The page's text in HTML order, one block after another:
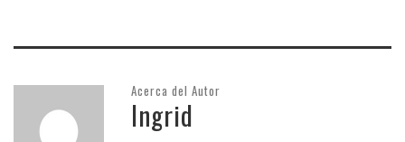
Acerca del Autor
Ingrid